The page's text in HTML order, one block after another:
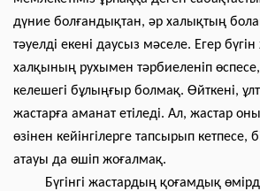
дүние болғандықтан, әр халықтың
тәуелді екені даусыз мәселе. Егер
халқының рухымен тәрбиеленіп
келешегі бұлыңғыр болмақ. Өйткені,
жастарға аманат етіледі. Ал, жастар
өзінен кейінгілерге тапсырып кетпесе,
атауы да өшіп жоғалмақ.
Бүгінгі жастардың қоғамдық